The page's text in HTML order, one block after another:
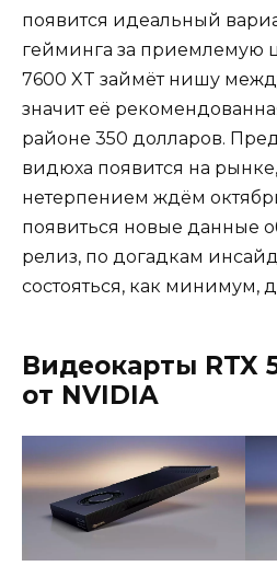
появится идеальный
гейминга за приемлемую
7600 XT займёт нишу
значит её
районе 350 долларов.
видюха появится на
нетерпением ждём
появиться новые данные
релиз, по догадкам
состояться, как минимум,
Видеокарты RTX
от NVIDIA